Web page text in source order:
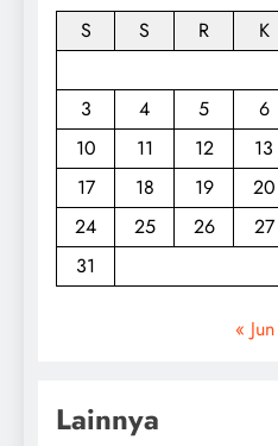
S
S R K
3
4 5 6
10
11 12 13
17
18 19 20
24
25 26 27
31
« Jun
Lainnya